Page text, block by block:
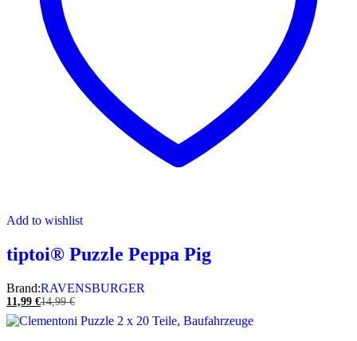
Add to wishlist
tiptoi® Puzzle Peppa Pig
Brand:RAVENSBURGER
11,99 €14,99€